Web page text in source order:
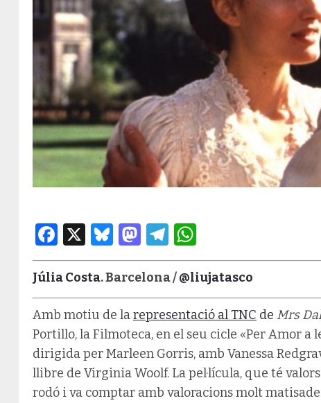
Facebook
X Bluesky
Mastodon
Telegram
Júlia Costa. Barcelona /@liujatasco
Amb motiu de larepresentació al TNC de Mrs
Portillo, la Filmoteca, en el seu cicle «Per Amor a
dirigida per Marleen Gorris, amb Vanessa
llibre de Virginia Woolf. La pel·lícula, que té
rodó i va comptar amb valoracions molt